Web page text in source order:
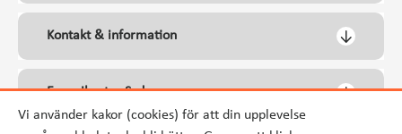
Vi använder kakor (cookies) för att din upplevelse
Kontakt & information
Energikontor Syd